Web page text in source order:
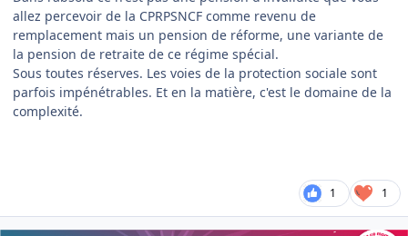
allez percevoir de la CPRPSNCF comme revenu de
remplacement mais un pension de réforme, une variante de
la pension de retraite de ce régime spécial.
Sous toutes réserves. Les voies de la protection sociale sont
parfois impénétrables. Et en la matière, c'est le domaine de la
complexité.
1 1